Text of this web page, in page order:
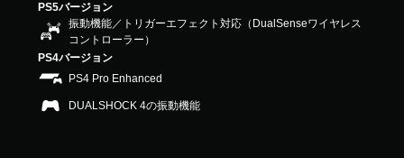
.
6
で
す
PS5バージョン
振動機能／トリガーエフェクト対応（DualSenseワイヤレス
コントローラー）
PS4バージョン
PS4 Pro Enhanced
DUALSHOCK 4の振動機能